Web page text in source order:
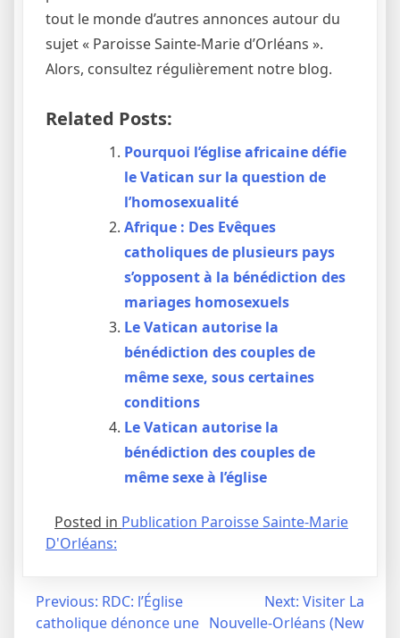
tout le monde d’autres annonces autour du
sujet « Paroisse Sainte-Marie d’Orléans ».
Alors, consultez régulièrement notre blog.
Related Posts:
Pourquoi l’église africaine défie
le Vatican sur la question de
l’homosexualité
Afrique : Des Evêques
catholiques de plusieurs pays
s’opposent à la bénédiction des
mariages homosexuels
Le Vatican autorise la
bénédiction des couples de
même sexe, sous certaines
conditions
Le Vatican autorise la
bénédiction des couples de
même sexe à l’église
Posted in Publication Paroisse Sainte-Marie
D'Orléans:
Navigation
Previous: RDC: l’Église
catholique dénonce une
Next: Visiter La
Nouvelle-Orléans (New